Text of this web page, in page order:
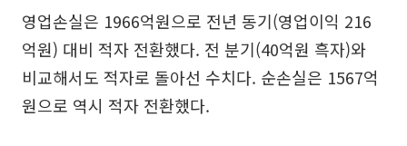
영업손실은 1966억원으로 전년 동기(영업이익 216
억원) 대비 적자 전환했다. 전 분기(40억원 흑자)와
비교해서도 적자로 돌아선 수치다. 순손실은 1567억
원으로 역시 적자 전환했다.